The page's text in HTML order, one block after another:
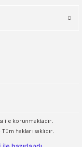
hakları saklıdır.
ile korunmaktadır.